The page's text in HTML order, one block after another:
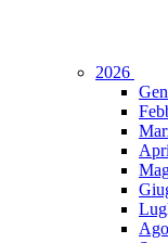
2026